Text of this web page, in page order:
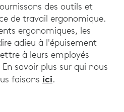
des outils et
de travail ergonomique.
ergonomiques, les
adieu à l'épuisement
à leurs employés
savoir plus sur qui nous
faisons ici.